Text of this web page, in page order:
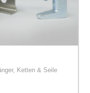
Ketten & Seile